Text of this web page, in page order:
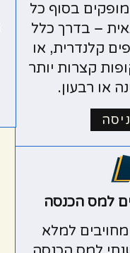
בסוף כל
– בדרך כלל
קלנדרית, או
קצרות יותר
או רבעון.
למס הכנסה
למלא